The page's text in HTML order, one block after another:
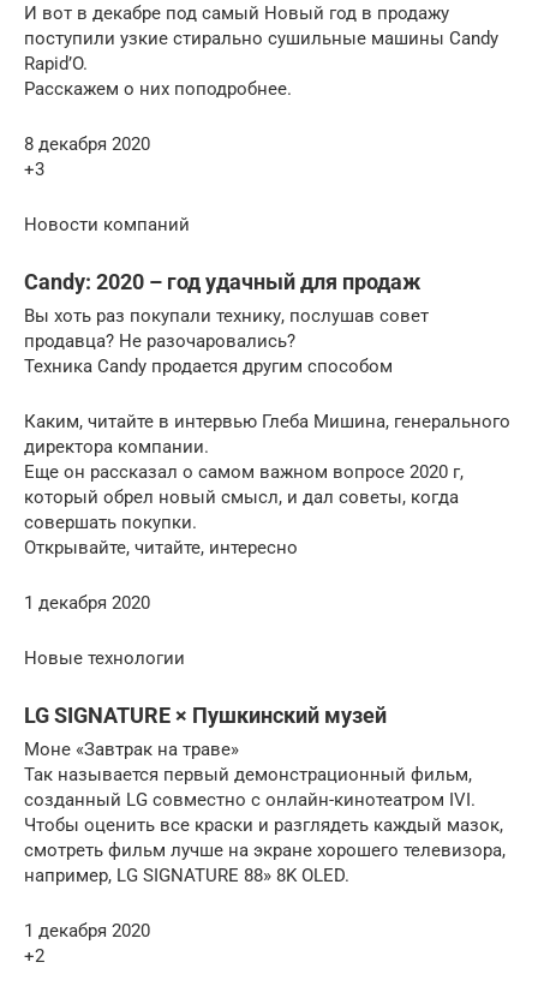
И вот в декабре под самый Новый год в продажу
поступили узкие стирально сушильные машины Candy
Rapid’O.
Расскажем о них поподробнее.
8 декабря 2020
+3
Новости компаний
Candy: 2020 – год удачный для продаж
Вы хоть раз покупали технику, послушав совет
продавца? Не разочаровались?
Техника Candy продается другим способом
Каким, читайте в интервью Глеба Мишина, генерального
директора компании.
Еще он рассказал о самом важном вопросе 2020 г,
который обрел новый смысл, и дал советы, когда
совершать покупки.
Открывайте, читайте, интересно
1 декабря 2020
Новые технологии
LG SIGNATURE × Пушкинский музей
Моне «Завтрак на траве»
Так называется первый демонстрационный фильм,
созданный LG совместно с онлайн-кинотеатром IVI.
Чтобы оценить все краски и разглядеть каждый мазок,
смотреть фильм лучше на экране хорошего телевизора,
например, LG SIGNATURE 88» 8K OLED.
1 декабря 2020
+2